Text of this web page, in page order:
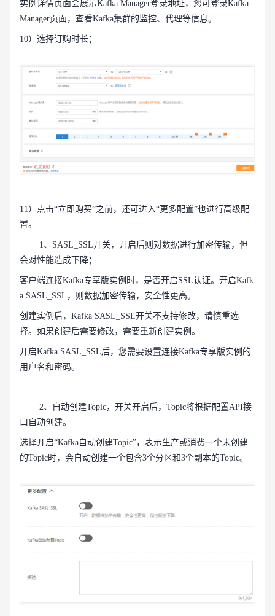
实例详情页面会展示Kafka Manager登录地址，您可登录Kafka
Manager页面，查看Kafka集群的监控、代理等信息。
10）选择订购时长；
11）点击“立即购买”之前，还可进入“更多配置”也进行高级配
置。
1、SASL_SSL开关，开启后则对数据进行加密传输，但
会对性能造成下降；
客户端连接Kafka专享版实例时，是否开启SSL认证。开启Kafk
a SASL_SSL，则数据加密传输，安全性更高。
创建实例后，Kafka SASL_SSL开关不支持修改，请慎重选
择。如果创建后需要修改，需要重新创建实例。
开启Kafka SASL_SSL后，您需要设置连接Kafka专享版实例的
用户名和密码。
2、自动创建Topic，开关开启后，Topic将根据配置API接
口自动创建。
选择开启“Kafka自动创建Topic”，表示生产或消费一个未创建
的Topic时，会自动创建一个包含3个分区和3个副本的Topic。